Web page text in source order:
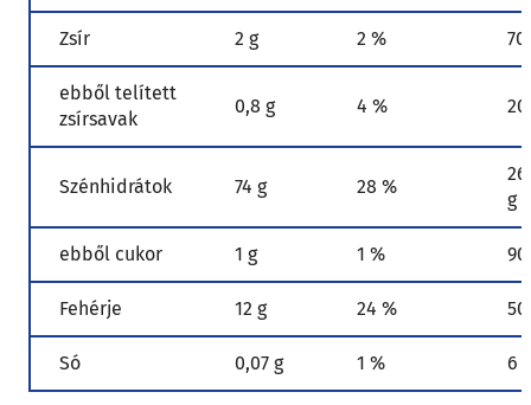
Zsír 2 g 2 % 70
ebből telített
zsírsavak
0,8 g 4 % 20
Szénhidrátok 74 g 28 %
g
ebből cukor 1 g 1 % 90
Fehérje 12 g 24 % 50
Só 0,07 g 1 % 6 g